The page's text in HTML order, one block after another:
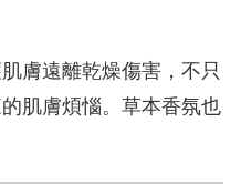
膚遠離乾燥傷害，不只
肌膚煩惱。草本香氛也